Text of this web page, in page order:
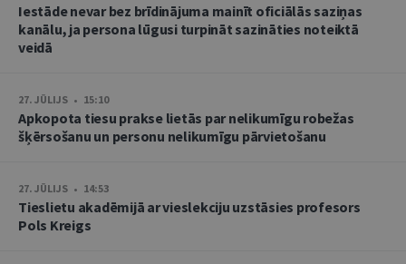
Iestāde nevar bez brīdinājuma mainīt oficiālās saziņas
kanālu, ja persona lūgusi turpināt sazināties noteiktā
veidā
27. JŪLIJS • 15:10
Apkopota tiesu prakse lietās par nelikumīgu robežas
šķērsošanu un personu nelikumīgu pārvietošanu
27. JŪLIJS • 14:53
Tieslietu akadēmijā ar vieslekciju uzstāsies profesors
Pols Kreigs